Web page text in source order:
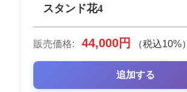
スタンド花4
販売価格: 44,000円 （税込10%）
追加する